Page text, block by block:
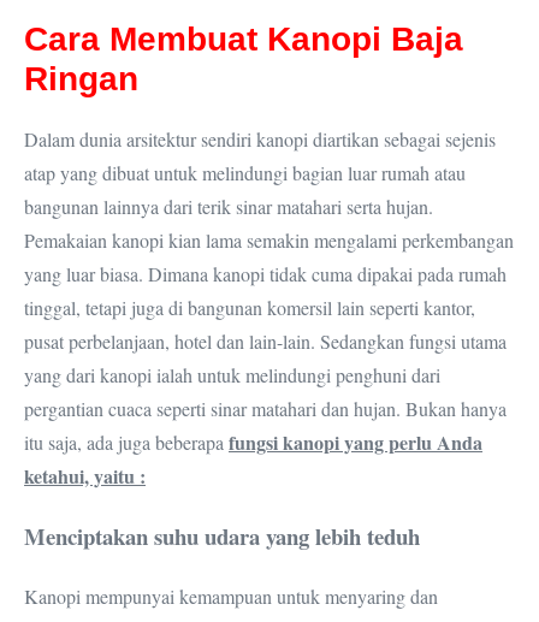
Cara Membuat Kanopi Baja
Ringan
Dalam dunia arsitektur sendiri kanopi diartikan sebagai sejenis
atap yang dibuat untuk melindungi bagian luar rumah atau
bangunan lainnya dari terik sinar matahari serta hujan.
Pemakaian kanopi kian lama semakin mengalami perkembangan
yang luar biasa. Dimana kanopi tidak cuma dipakai pada rumah
tinggal, tetapi juga di bangunan komersil lain seperti kantor,
pusat perbelanjaan, hotel dan lain-lain. Sedangkan fungsi utama
yang dari kanopi ialah untuk melindungi penghuni dari
pergantian cuaca seperti sinar matahari dan hujan. Bukan hanya
itu saja, ada juga beberapafungsi kanopi yang perlu Anda
ketahui, yaitu :
Menciptakan suhu udara yang lebih teduh
Kanopi mempunyai kemampuan untuk menyaring dan